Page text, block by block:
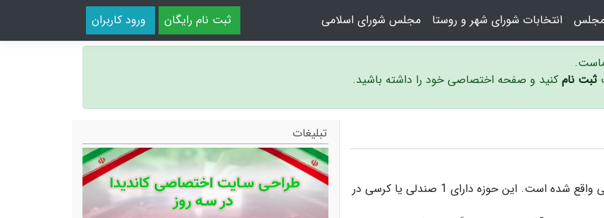
ثبت نام رایگان ورود کاربران مجلس انتخابات شورای شهر و روستا مجلس شورای اسلامی
ثبت نام کنید و صفحه اختصاصی خود را داشته باشید.
حوزه انتخابیه پیرانشهر و سردشت در استان آذربایجان غربی واقع شده است. این حوزه دارای 1 صندلی یا کرسی در
تبلیغات